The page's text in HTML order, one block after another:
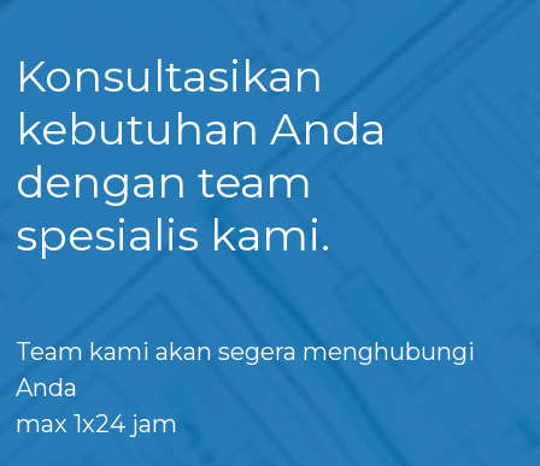
Konsultasikan
kebutuhan Anda
dengan team
spesialis kami.
Team kami akan segera menghubungi
Anda
max 1x24 jam